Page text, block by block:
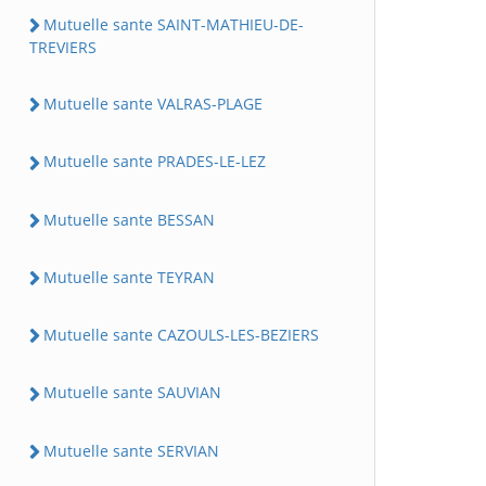
Mutuelle sante SAINT-MATHIEU-DE-
TREVIERS
Mutuelle sante VALRAS-PLAGE
Mutuelle sante PRADES-LE-LEZ
Mutuelle sante BESSAN
Mutuelle sante TEYRAN
Mutuelle sante CAZOULS-LES-BEZIERS
Mutuelle sante SAUVIAN
Mutuelle sante SERVIAN